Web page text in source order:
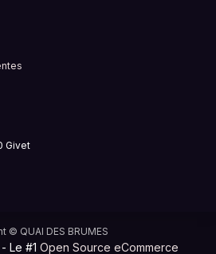
Givet
© QUAI DES BRUMES
- Le #1Open Source eCommerce